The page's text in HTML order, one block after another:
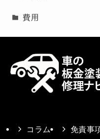
費用
コラム 免責事